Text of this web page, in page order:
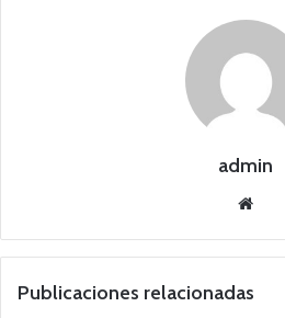
admin
we
Publicaciones relacionadas